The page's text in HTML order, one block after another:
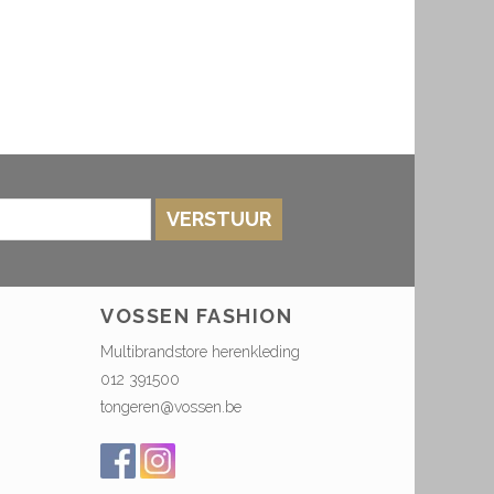
VERSTUUR
VOSSEN FASHION
Multibrandstore herenkleding
012 391500
tongeren@vossen.be